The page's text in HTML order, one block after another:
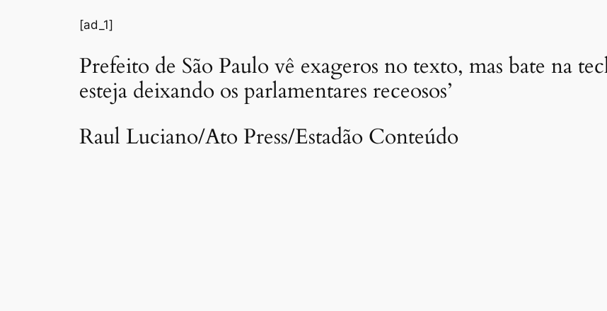
[ad_1]
Prefeito de São Paulo vê exageros no texto, mas bate na
esteja deixando os parlamentares receosos’
Raul Luciano/Ato Press/Estadão Conteúdo